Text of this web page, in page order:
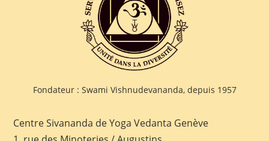
Fondateur : Swami Vishnudevananda, depuis 1957
Centre Sivananda de Yoga Vedanta Genève